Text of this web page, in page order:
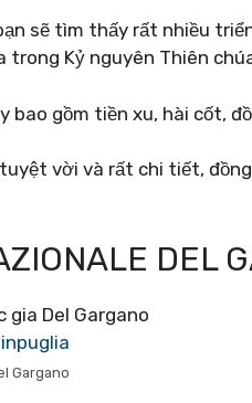
sẽ tìm thấy rất nhiều
trong Kỷ nguyên Thiên
gồm tiền xu, hài cốt,
vời và rất chi tiết,
DEL
Gargano